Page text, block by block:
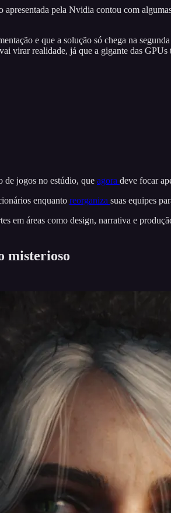
apresentada pela Nvidia contou com
e que a solução só chega na
virar realidade, já que a gigante das
de jogos no estúdio, que agora deve focar
enquanto reorganiza suas equipes
em áreas como design, narrativa e
misterioso